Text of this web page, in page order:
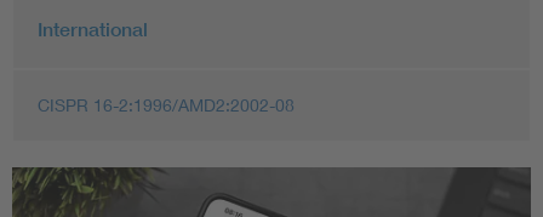
International
CISPR 16-2:1996/AMD2:2002-08